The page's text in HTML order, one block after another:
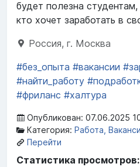
будет полезна
кто хочет заработать в
Россия, г. Москва
#без_опыта #вакансии
#найти_работу
#фриланс #халтура
Опубликован: 07.06.2025
Категория: Работа,
Перейти
Статистика просмотров: